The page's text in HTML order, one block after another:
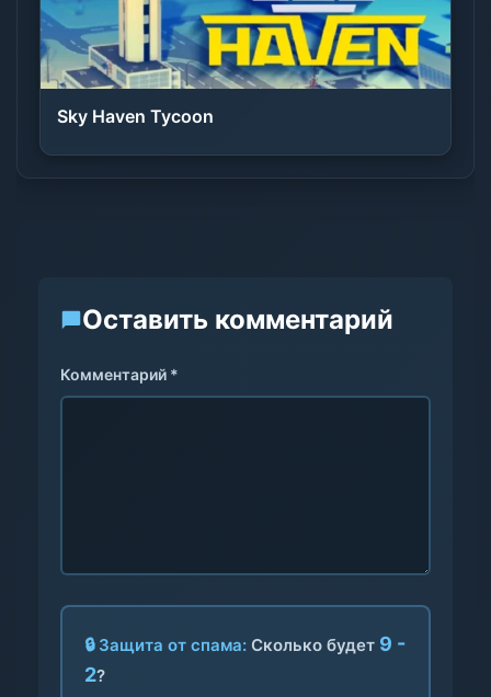
Sky Haven Tycoon
Оставить комментарий
Комментарий *
🔒 Защита от спама: Сколько будет 9 -
2?